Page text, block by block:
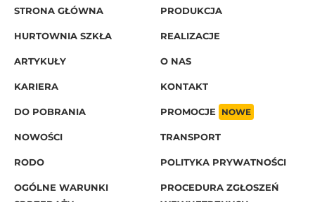
STRONA GŁÓWNA
PRODUKCJA
HURTOWNIA SZKŁA REALIZACJE
ARTYKUŁY O NAS
KARIERA KONTAKT
DO POBRANIA PROMOCJE NOWE
NOWOŚCI TRANSPORT
RODO POLITYKA PRYWATNOŚCI
OGÓLNE WARUNKI
PROCEDURA ZGŁOSZEŃ